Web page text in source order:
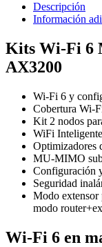
Descripción
Información
Kits Wi-Fi 6
AX3200
Wi-Fi 6 y
Cobertura Wi-
Kit 2 nodos
WiFi
Optimizadores
MU-MIMO
Configuración
Seguridad
Modo extensor
modo
Wi-Fi 6 en